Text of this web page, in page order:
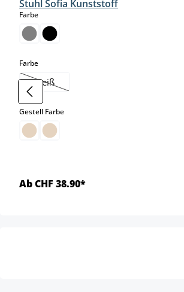
Stuhl Sofia Kunststoff
Farbeauswählen
Farbeauswählen
weiß
(Diese Option ist zurzeit nicht verfügbar.)
Gestell Farbeauswählen
Ab CHF 38.90*